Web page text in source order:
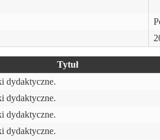
Tytuł
dydaktyczne.
dydaktyczne.
dydaktyczne.
dydaktyczne.